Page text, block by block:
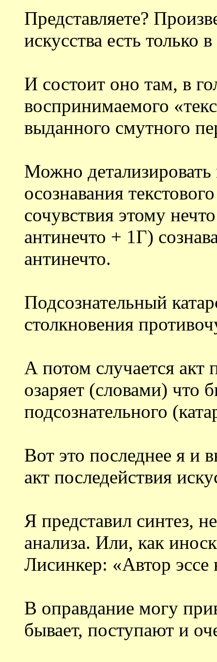
Представляете?
искусства есть только
И состоит оно там, в
воспринимаемого
выданного смутного
Можно
осознавания
сочувствия этому
антинечто + 1Г)
антинечто.
Подсознательный
столкновения
А потом случается акт
озаряет (словами) что
подсознательного
Вот это последнее я и
акт последействия
Я представил синтез,
анализа. Или, как
Лисинкер: «Автор эссе
В оправдание могу
бывает, поступают и